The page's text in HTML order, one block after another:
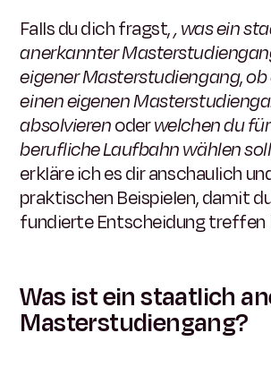
Falls du dich fragst,, was ein
anerkannter
eigener Masterstudiengang,ob
einen eigenen
absolvierenoderwelchen du
berufliche Laufbahn wählen
erkläre ich es dir anschaulich
praktischen Beispielen, damit
fundierte Entscheidung treffen
Was ist ein staatlich
Masterstudiengang?